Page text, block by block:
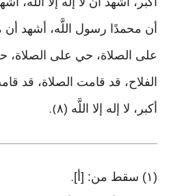
أن محمدًا رسول اللَّه، أشهد
على الصلاة، حي على
الفلاح، قد قامت الصلاة، قد
أكبر، لا إله إلا اللَّه (٨
).
(١) سقط من: [أ] .